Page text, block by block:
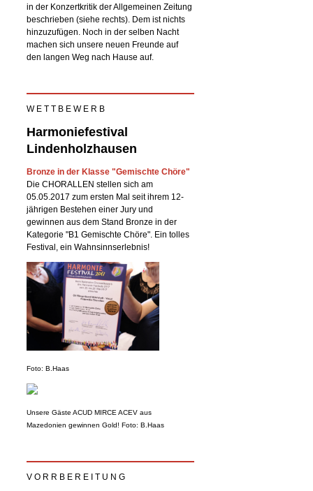
in der Konzertkritik der Allgemeinen Zeitung
beschrieben (siehe rechts). Dem ist nichts
hinzuzufügen. Noch in der selben Nacht
machen sich unsere neuen Freunde auf
den langen Weg nach Hause auf.
W E T T B E W E R B
Harmoniefestival
Lindenholzhausen
Bronze in der Klasse "Gemischte Chöre"
Die CHORALLEN stellen sich am
05.05.2017 zum ersten Mal seit ihrem 12-
jährigen Bestehen einer Jury und
gewinnen aus dem Stand Bronze in der
Kategorie "B1 Gemischte Chöre". Ein tolles
Festival, ein Wahnsinnserlebnis!
Foto: B.Haas
Unsere Gäste ACUD MIRCE ACEV aus
Mazedonien gewinnen Gold! Foto: B.Haas
V O R R B E R E I T U N G